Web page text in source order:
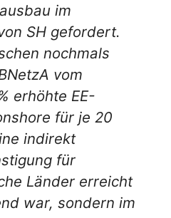
im
SH gefordert.
nochmals
vom
erhöhte EE-
für je 20
indirekt
für
Länder erreicht
war, sondern im